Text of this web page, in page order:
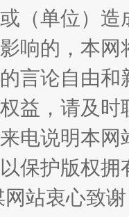
（单位）
响的，本
言论自由
益，请及
电说明本
保护版权
站衷心致